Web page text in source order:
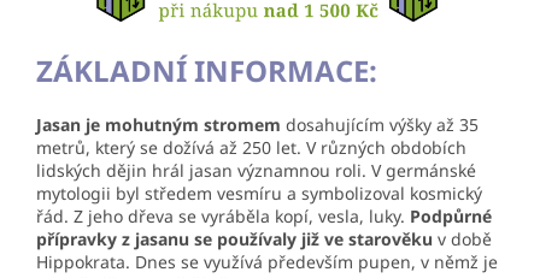
ZÁKLADNÍ INFORMACE:
Jasan je mohutným stromem dosahujícím výšky až 35
metrů, který se dožívá až 250 let. V různých obdobích
lidských dějin hrál jasan významnou roli. V germánské
mytologii byl středem vesmíru a symbolizoval kosmický
řád. Z jeho dřeva se vyráběla kopí, vesla, luky. Podpůrné
přípravky z jasanu se používaly již ve starověku v době
Hippokrata. Dnes se využívá především pupen, v němž je